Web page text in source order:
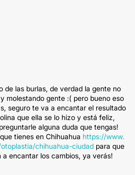
de las burlas, de verdad la gente no
molestando gente :( pero bueno eso
seguro te va a encantar el resultado
que ella se lo hizo y está feliz,
alguna duda que tengas!
tienes en Chihuahua https://www.
chihuahua-ciudad para que
a encantar los cambios, ya verás!